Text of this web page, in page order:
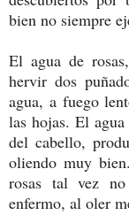
bien no siempre
El agua de
hervir dos
agua, a fuego
las hojas. El
del cabello,
oliendo muy
rosas tal vez
enfermo, al oler